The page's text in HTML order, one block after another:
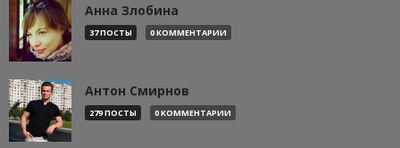
Анна Злобина
37 ПОСТЫ 0 КОММЕНТАРИИ
Антон Смирнов
279 ПОСТЫ 0 КОММЕНТАРИИ